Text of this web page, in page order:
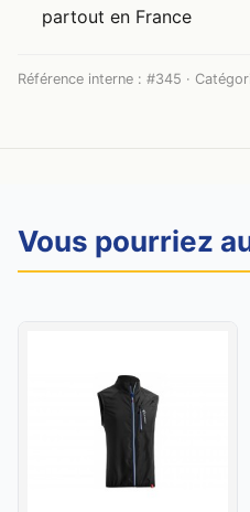
partout en France
Référence interne : #345 ·
Vous pourriez